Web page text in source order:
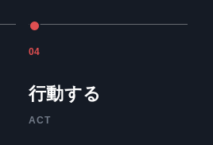
04
行動する
ACT